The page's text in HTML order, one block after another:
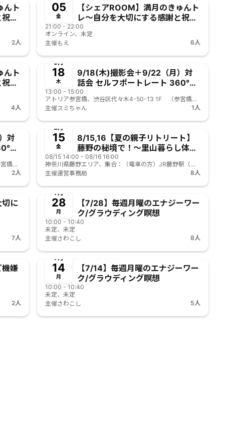
んト
福
2人
05
金
【シェアROOM】満月のきゅんト
レ〜自分を大切にする感謝と祝福
の習慣〜
21:00 - 22:00
オンライン、未定
主催もえ 6人
んト
福
4人
9月
18
木
9/18(木)撮影会＋9/22（月）対
話会 セルフポートレート 360°ワ
タシ 体験会
13:00 - 15:00
アトリア参宮橋、渋谷区代々木4-50-13 1F （参宮橋駅徒歩3分）
主催スミちゃん 1人
対
ワ
アトリア参宮橋、渋谷区代々木4-50-13 1F （参宮橋駅徒歩3分）
2人
8月
15
金
8/15,16【夏の親子リトリート】
藤野の秘境で！〜里山暮らし体
験〜ひんやり沢遊びとジビエ解体
体験！
08/15 14:00 - 08/16 16:00
神奈川県藤野エリア、集合：（電車の方）JR藤野駅（自家用車の方）旅館 陣渓園 (相模原市緑区吉野1848)
主催運営事務局 8人
切に
7人
7月
28
月
【7/28】毎週月曜のエナジーワー
ク/グラウディング瞑想
10:00 - 10:40
未定、未定
主催さわこし 8人
機嫌
2人
7月
14
月
【7/14】毎週月曜のエナジーワー
ク/グラウディング瞑想
10:00 - 10:40
未定、未定
主催さわこし 5人